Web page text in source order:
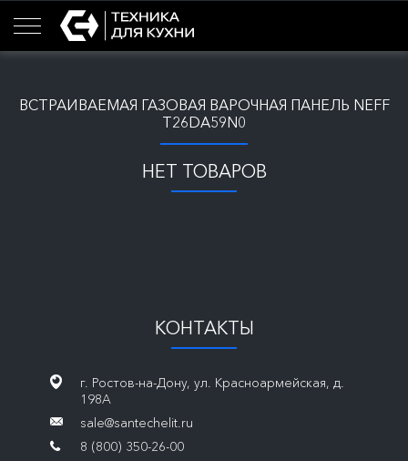
ВСТРАИВАЕМАЯ ГАЗОВАЯ ВАРОЧНАЯ ПАНЕЛЬ NEFF
T26DA59N0
НЕТ ТОВАРОВ
КОНТАКТЫ
г. Ростов-на-Дону, ул. Красноармейская, д.
198А
sale@santechelit.ru
8 (800) 350-26-00